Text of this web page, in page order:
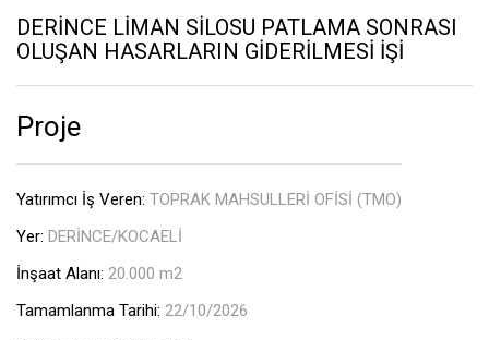
DERİNCE LİMAN SİLOSU PATLAMA SONRASI
OLUŞAN HASARLARIN GİDERİLMESİ İŞİ
Proje
Yatırımcı İş Veren: TOPRAK MAHSULLERİ OFİSİ (TMO)
Yer: DERİNCE/KOCAELİ
İnşaat Alanı: 20.000 m2
Tamamlanma Tarihi: 22/10/2026